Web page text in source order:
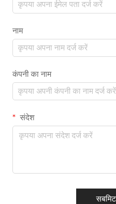
नाम
कंपनी का नाम
संदेश